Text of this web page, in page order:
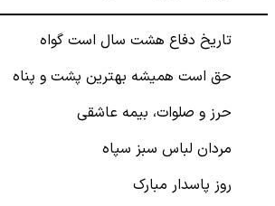
تاریخ دفاع هشت سال است گواه
حق است همیشه بهترین پشت و پناه
حرز و صلوات، بیمه عاشقی
مردان لباس سبز سپاه
روز پاسدار مبارک